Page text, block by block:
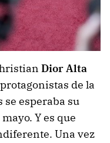
Dior Alta
de la
se esperaba su
Y es que
Una vez